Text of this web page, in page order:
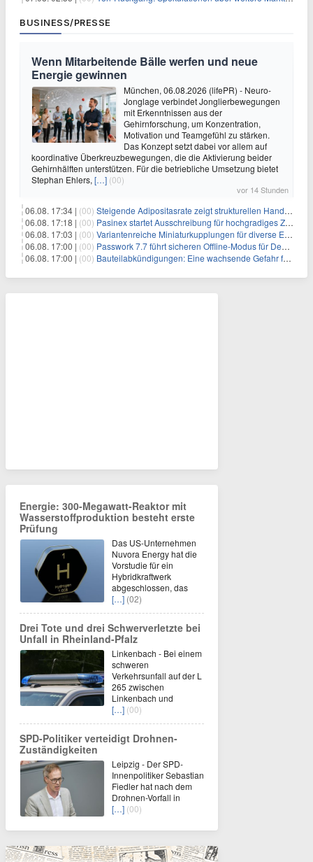
BUSINESS/PRESSE
Wenn Mitarbeitende Bälle werfen und neue
Energie gewinnen
München, 06.08.2026 (lifePR) - Neuro-
Jonglage verbindet Jonglierbewegungen
mit Erkenntnissen aus der
Gehirnforschung, um Konzentration,
Motivation und Teamgefühl zu stärken.
Das Konzept setzt dabei vor allem auf
koordinative Überkreuzbewegungen, die die Aktivierung beider
Gehirnhälften unterstützen. Für die betriebliche Umsetzung bietet
Stephan Ehlers, […] (00)
vor 14 Stunden
06.08. 17:34 | (00) Steigende Adipositasrate zeigt strukturellen Handlungsbedarf bei der Ernährung schulpflichtiger Kinder
06.08. 17:18 | (00) Pasinex startet Ausschreibung für hochgradiges Zinksulfidkonzentrat mit Germanium- und Silbergehalten und stellt ein Betriebsupdate bereit
06.08. 17:03 | (00) Variantenreiche Miniaturkupplungen für diverse Einsatzbereiche
06.08. 17:00 | (00) Passwork 7.7 führt sicheren Offline-Modus für Desktop- und Mobile-Apps ein
06.08. 17:00 | (00) Bauteilabkündigungen: Eine wachsende Gefahr für industrielle Elektroniksysteme
Energie: 300-Megawatt-Reaktor mit
Wasserstoffproduktion besteht erste
Prüfung
Das US-Unternehmen
Nuvora Energy hat die
Vorstudie für ein
Hybridkraftwerk
abgeschlossen, das
[…] (02)
Drei Tote und drei Schwerverletzte bei
Unfall in Rheinland-Pfalz
Linkenbach - Bei einem
schweren
Verkehrsunfall auf der L
265 zwischen
Linkenbach und
[…] (00)
SPD-Politiker verteidigt Drohnen-
Zuständigkeiten
Leipzig - Der SPD-
Innenpolitiker Sebastian
Fiedler hat nach dem
Drohnen-Vorfall in
[…] (00)